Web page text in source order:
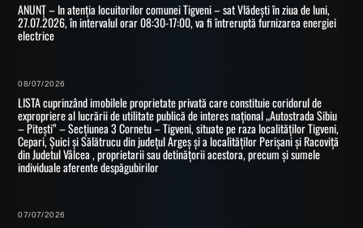
ANUNȚ – In atenția locuitorilor comunei Tigveni – sat Vlădești în ziua de luni,
27.07.2026, în intervalul orar 08:30-17:00, va fi întreruptă furnizarea energiei
electrice
08/07/2026
LISTA cuprinzând imobilele proprietate privată care constituie coridorul de
expropriere al lucrării de utilitate publică de interes național „Autostrada Sibiu
– Pitești” – Secțiunea 3 Cornetu – Tigveni, situate pe raza localităților Tigveni,
Cepari, Șuici și Sălătrucu din județul Argeș și a localităților Perișani și Racoviță
din Judetul Vâlcea , proprietarii sau detinățorii acestora, precum și sumele
individuale aferente despăgubirilor
07/07/2026